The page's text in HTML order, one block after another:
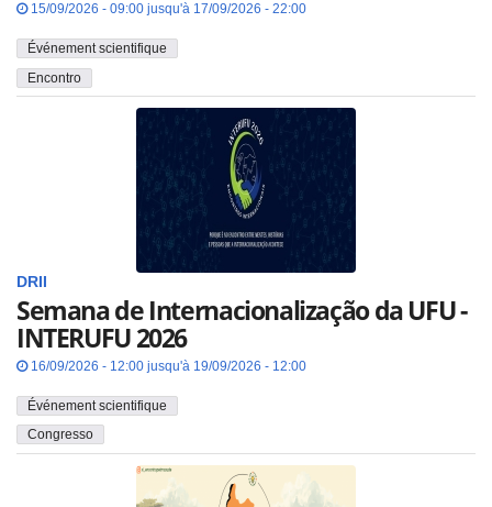
15/09/2026 - 09:00 jusqu'à 17/09/2026 - 22:00
Événement scientifique
Encontro
DRII
Semana de Internacionalização da UFU -
INTERUFU 2026
16/09/2026 - 12:00 jusqu'à 19/09/2026 - 12:00
Événement scientifique
Congresso